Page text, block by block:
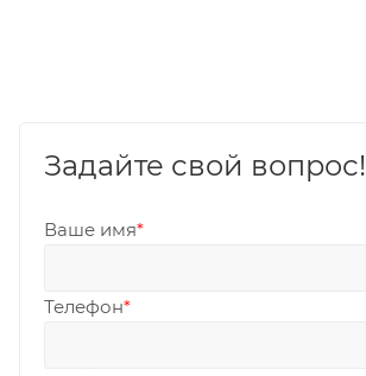
Задайте свой вопрос!
Ваше имя*
Телефон*